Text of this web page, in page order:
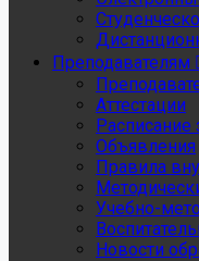
Преподавателям
Аттестации
Расписание
Объявления
Правила
Учебно-
Новости